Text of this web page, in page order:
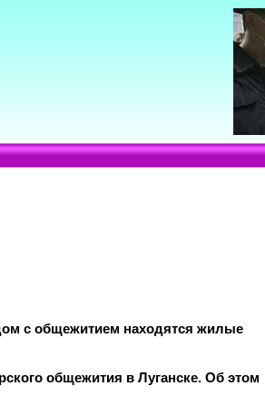
с общежитием находятся жилые
общежития в Луганске. Об этом